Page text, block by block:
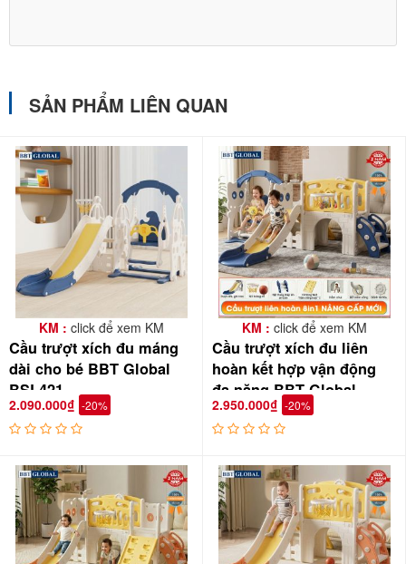
SẢN PHẨM LIÊN QUAN
KM : click để xem KM
Cầu trượt xích đu máng
dài cho bé BBT Global
BSL421
2.090.000₫ -20%
KM : click để xem KM
Cầu trượt xích đu liên
hoàn kết hợp vận động
đa năng BBT Global
BSL414
2.950.000₫ -20%